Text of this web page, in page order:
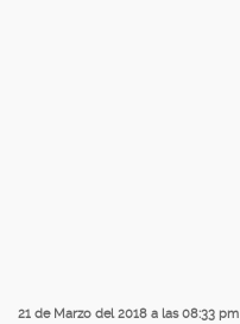
21 de Marzo del 2018 a las 08:33 pm